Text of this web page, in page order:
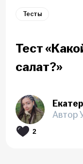
Тесты
Тест
салат?»
Автор
2